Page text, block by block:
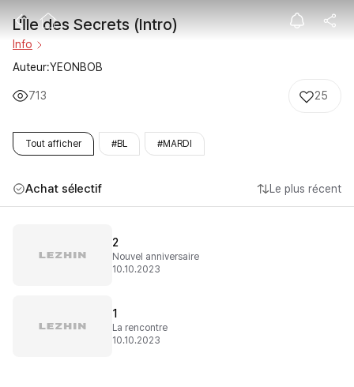
L'Île des
L'Île des Secrets (Intro)
Info
Auteur:YEONBOB
713 25
Tout afficher #BL #MARDI
Achat sélectif Le plus récent
2
Nouvel anniversaire
10.10.2023
1
La rencontre
10.10.2023